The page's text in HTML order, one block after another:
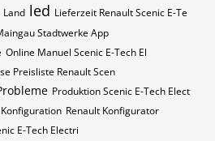
Land led Lieferzeit Renault Scenic E-Te
Stadtwerke App
Online Manuel Scenic E-Tech El
Preisliste Renault Scen
Produktion Scenic E-Tech Elect
Renault Konfigurator
E-Tech Electri